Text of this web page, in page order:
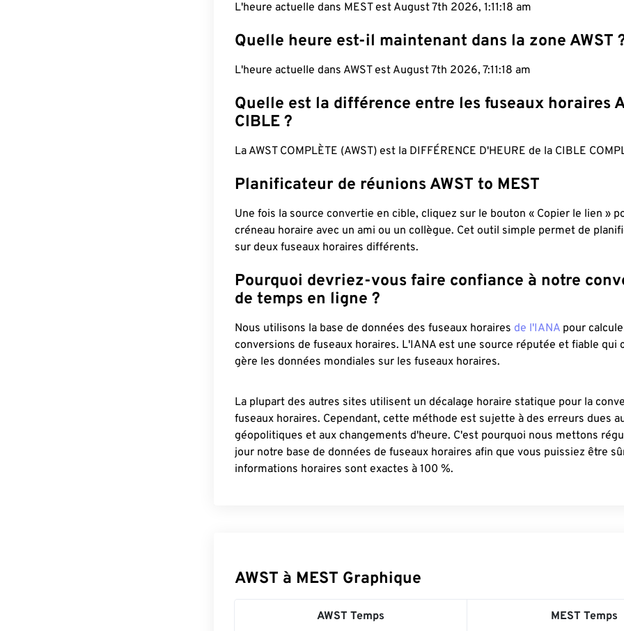
L'heure actuelle dans MEST est August 7th 2026, 1:11:19 am
Quelle heure est-il maintenant dans la zone AWST
L'heure actuelle dans AWST est August 7th 2026, 7:11:19 am
Quelle est la différence entre les fuseaux horaires
CIBLE ?
La AWST COMPLÈTE (AWST) est la DIFFÉRENCE D'HEURE de la CIBLE
Planificateur de réunions AWST to MEST
Une fois la source convertie en cible, cliquez sur le bouton « Copier le lien »
créneau horaire avec un ami ou un collègue. Cet outil simple permet de
sur deux fuseaux horaires différents.
Pourquoi devriez-vous faire confiance à notre
de temps en ligne ?
Nous utilisons la base de données des fuseaux horaires de l'IANA pour
conversions de fuseaux horaires. L'IANA est une source réputée et fiable qui
gère les données mondiales sur les fuseaux horaires.
La plupart des autres sites utilisent un décalage horaire statique pour la
fuseaux horaires. Cependant, cette méthode est sujette à des erreurs dues
géopolitiques et aux changements d'heure. C'est pourquoi nous mettons
jour notre base de données de fuseaux horaires afin que vous puissiez être
informations horaires sont exactes à 100 %.
AWST à MEST Graphique
AWST Temps MEST Temps